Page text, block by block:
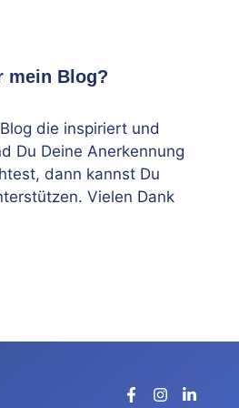
mein Blog?
die inspiriert und
Du Deine Anerkennung
dann kannst Du
Vielen Dank